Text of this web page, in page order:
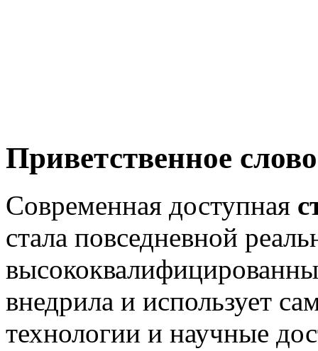
Приветственное
Современная доступная
стала повседневной
внедрила и использует
технологии и научные